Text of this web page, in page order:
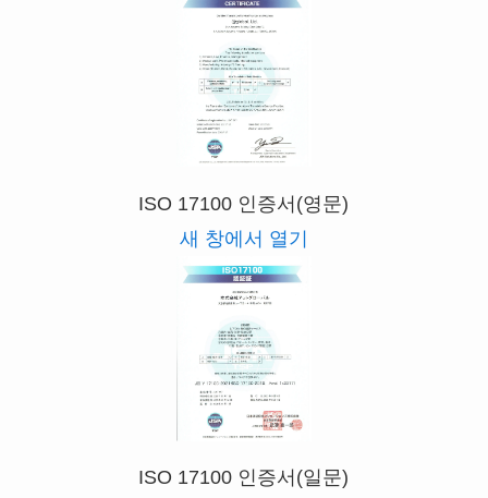
ISO 17100 인증서(영문)
새 창에서 열기
ISO 17100 인증서(일문)